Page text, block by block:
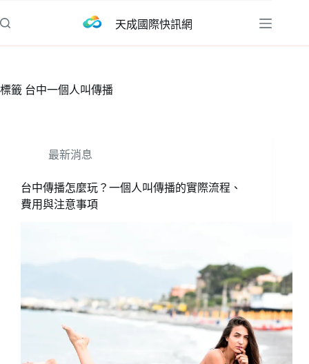
至
容
天成國際快訊網
標籤 台中一個人叫傳播
最新消息
台中傳播怎麼玩？一個人叫傳播的實際流程、
費用與注意事項